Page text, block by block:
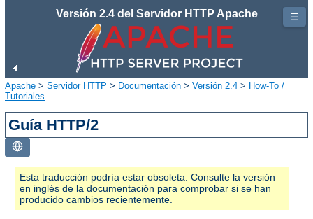
Versión 2.4 del Servidor HTTP Apache
Apache > Servidor HTTP > Documentación > Versión 2.4 > How-To /
Tutoriales
Guía HTTP/2
Esta traducción podría estar obsoleta. Consulte la versión
en inglés de la documentación para comprobar si se han
producido cambios recientemente.
☰